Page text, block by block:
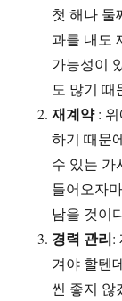
첫 해나 둘
과를 내도
가능성이
도 많기 때
재계약: 위
하기 때문
수 있는 가
들어오자
남을 것이
경력 관리:
겨야 할텐
씬 좋지 않